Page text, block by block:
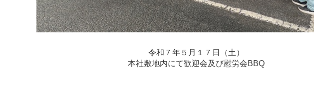
令和７年５月１７日（土）
本社敷地内にて歓迎会及び慰労会BBQ